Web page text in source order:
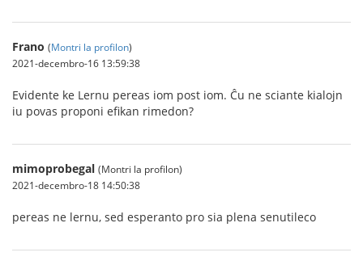
Frano (Montri la profilon)
2021-decembro-16 13:59:38
Evidente ke Lernu pereas iom post iom. Ĉu ne sciante kialojn
iu povas proponi efikan rimedon?
mimoprobegal (Montri la profilon)
2021-decembro-18 14:50:38
pereas ne lernu, sed esperanto pro sia plena senutileco